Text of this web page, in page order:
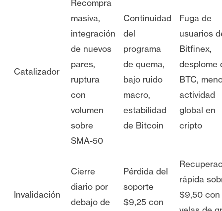
Catalizador
Recompra
masiva,
integración
de nuevos
pares,
ruptura
con
volumen
sobre
SMA-50
Continuidad
del
programa
de quema,
bajo ruido
macro,
estabilidad
de Bitcoin
Fuga de
usuarios
Bitfinex,
desplome
BTC,
actividad
global en
cripto
Invalidación
Cierre
diario por
debajo de
Pérdida del
soporte
$9,25 con
rápida
$9,50 con